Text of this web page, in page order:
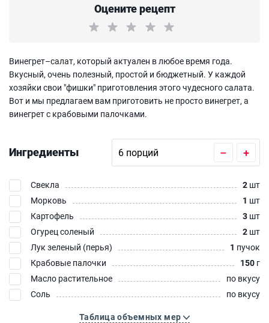
Оцените рецепт
Винегрет–салат, который актуален в любое время года.
Вкусный, очень полезный, простой и бюджетный. У каждой
хозяйки свои "фишки" приготовления этого чудесного салата.
Вот и мы предлагаем вам приготовить не просто винегрет, а
винегрет с крабовыми палочками.
Ингредиенты – +
Свекла 2 шт
Морковь
1 шт
Картофель
3 шт
Огурец соленый
2 шт
Лук зеленый (перья)
1 пучок
Крабовые палочки
150 г
Масло растительное
по вкусу
Соль
по вкусу
Таблица объемных мер